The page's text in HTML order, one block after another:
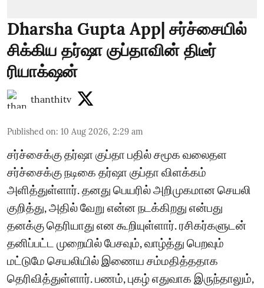
Dharsha Gupta App| சர்ச்சையில்
சிக்கிய தர்ஷா குப்தாவின் திடீர்
ரியாக்‌ஷன்
thanthitv
Published on: 10 Aug 2026, 2:29 am
சர்ச்சைக்கு தர்ஷா குப்தா பதில் சமூக வலைதள
சர்ச்சைக்கு நடிகை தர்ஷா குப்தா விளக்கம்
அளித்துள்ளார். தனது பெயரில் அறிமுகமான செயலி
குறித்து, அதில் வேறு என்ன நடக்கிறது என்பது
தனக்கு தெரியாது என கூறியுள்ளார். ரசிகர்களுடன்
தனிப்பட்ட முறையில் பேசவும், வாழ்த்து பெறவும்
மட்டுமே செயலியில் இணைய சம்மதித்ததாக
தெரிவித்துள்ளார். பணம், புகழ் எதுவாக இருந்தாலும்,